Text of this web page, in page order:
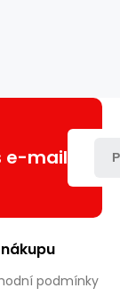
e-mail
podmínky